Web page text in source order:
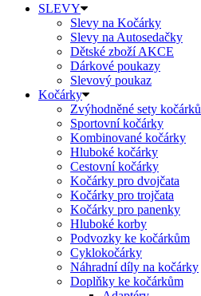
SLEVY
Slevy na Kočárky
Slevy na Autosedačky
Dětské zboží AKCE
Dárkové poukazy
Slevový poukaz
Kočárky
Zvýhodněné sety kočárků
Sportovní kočárky
Kombinované kočárky
Hluboké kočárky
Cestovní kočárky
Kočárky pro dvojčata
Kočárky pro trojčata
Kočárky pro panenky
Hluboké korby
Podvozky ke kočárkům
Cyklokočárky
Náhradní díly na kočárky
Doplňky ke kočárkům